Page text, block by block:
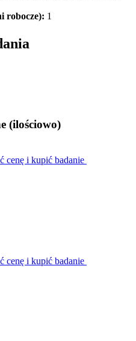
robocze): 1
(ilościowo)
cenę i kupić badanie
cenę i kupić badanie